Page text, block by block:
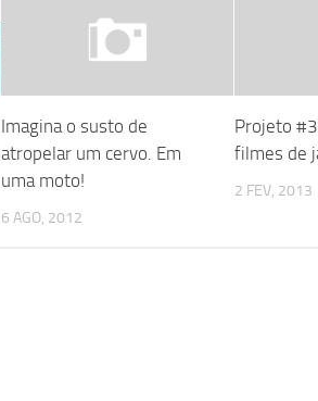
Imagina o susto de
atropelar um cervo. Em
uma moto!
6 AGO, 2012
Projeto
filmes de
2 FEV, 2013